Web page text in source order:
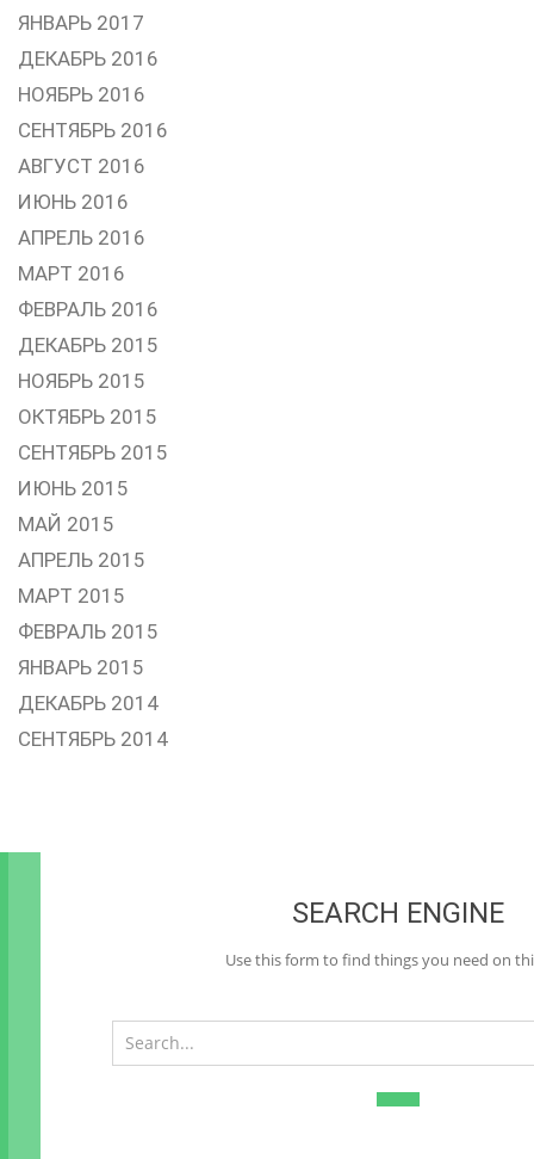
ЯНВАРЬ 2017
ДЕКАБРЬ 2016
НОЯБРЬ 2016
СЕНТЯБРЬ 2016
АВГУСТ 2016
ИЮНЬ 2016
АПРЕЛЬ 2016
МАРТ 2016
ФЕВРАЛЬ 2016
ДЕКАБРЬ 2015
НОЯБРЬ 2015
ОКТЯБРЬ 2015
СЕНТЯБРЬ 2015
ИЮНЬ 2015
МАЙ 2015
АПРЕЛЬ 2015
МАРТ 2015
ФЕВРАЛЬ 2015
ЯНВАРЬ 2015
ДЕКАБРЬ 2014
СЕНТЯБРЬ 2014
SEARCH ENGINE
Use this form to find things you need on